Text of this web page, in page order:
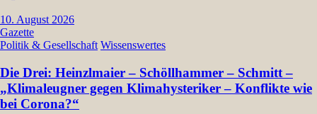
10. August 2026
Gazette
Politik & Gesellschaft Wissenswertes
Die Drei: Heinzlmaier – Schöllhammer – Schmitt –
„Klimaleugner gegen Klimahysteriker – Konflikte wie
bei Corona?“